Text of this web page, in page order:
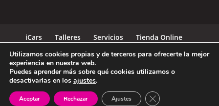
iCars Talleres Servicios
Tienda Online
Diseño Mediterranea Services| Copyright-2021
icarstalleres.com
Utilizamos cookies propias y de terceros para ofrecerte la mejor
experiencia en nuestra web.
Puedes aprender más sobre qué cookies utilizamos o
desactivarlas en los ajustes.
Aceptar Rechazar Ajustes Cerrar el banner de